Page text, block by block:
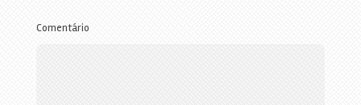
Comentário